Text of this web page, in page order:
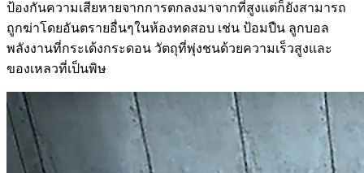
ป้องกันความเสียหายจากการตกลงมาจากที่สูงแต่ก็ยังสามารถ
ถูกฆ่าโดยอันตรายอื่นๆในห้องทดสอบ เช่น ป้อมปืน ลูกบอล
พลังงานที่กระเด้งกระดอน วัตถุที่พุ่งชนด้วยความเร็วสูงและ
ของเหลวที่เป็นพิษ